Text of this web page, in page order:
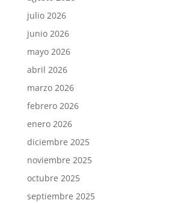
julio 2026
junio 2026
mayo 2026
abril 2026
marzo 2026
febrero 2026
enero 2026
diciembre 2025
noviembre 2025
octubre 2025
septiembre 2025